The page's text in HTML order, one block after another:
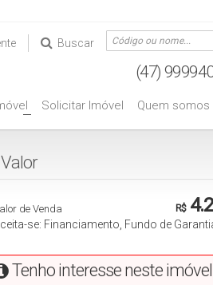
Buscar
Quem somos
Solicitar Imóvel
+
Valorㅤㅤㅤㅤㅤㅤㅤㅤㅤㅤㅤㅤㅤ
R$
de Venda
se: Financiamento, Fundo de
Tenho interesse neste imóvel